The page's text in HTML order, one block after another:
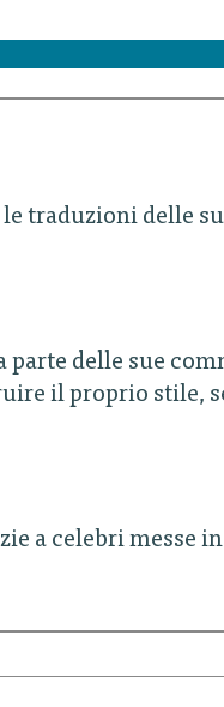
traduzioni delle
parte delle sue
il proprio stile,
a celebri messe